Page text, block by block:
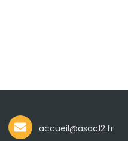
accueil@asac12.fr